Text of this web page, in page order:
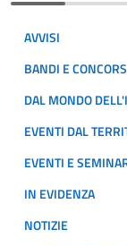
AVVISI
BANDI E
DAL MONDO
EVENTI DAL
EVENTI E
IN EVIDENZA
NOTIZIE